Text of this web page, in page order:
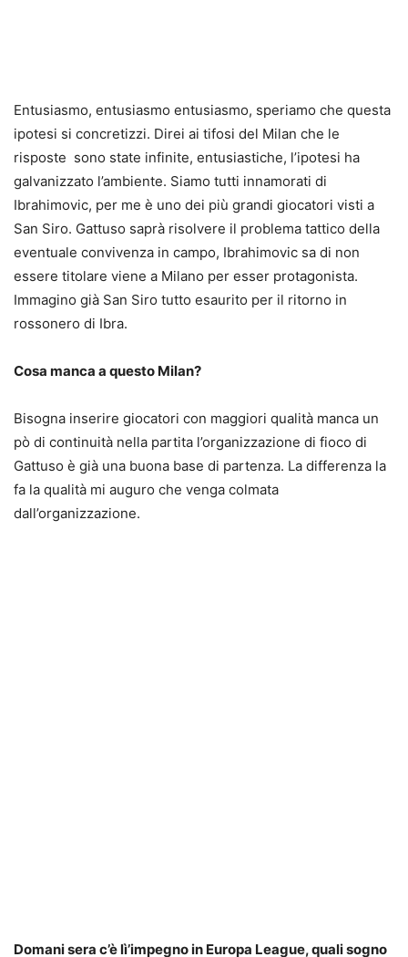
Entusiasmo, entusiasmo entusiasmo, speriamo che questa
ipotesi si concretizzi. Direi ai tifosi del Milan che le
risposte sono state infinite, entusiastiche, l’ipotesi ha
galvanizzato l’ambiente. Siamo tutti innamorati di
Ibrahimovic, per me è uno dei più grandi giocatori visti a
San Siro. Gattuso saprà risolvere il problema tattico della
eventuale convivenza in campo, Ibrahimovic sa di non
essere titolare viene a Milano per esser protagonista.
Immagino già San Siro tutto esaurito per il ritorno in
rossonero di Ibra.
Cosa manca a questo Milan?
Bisogna inserire giocatori con maggiori qualità manca un
pò di continuità nella partita l’organizzazione di fioco di
Gattuso è già una buona base di partenza. La differenza la
fa la qualità mi auguro che venga colmata
dall’organizzazione.
Domani sera c’è lì’impegno in Europa League, quali sogno